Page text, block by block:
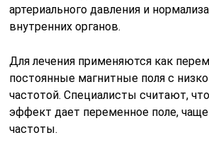
артериального давления и
внутренних органов.
Для лечения применяются как
постоянные магнитные поля с
частотой. Специалисты считают,
эффект дает переменное поле,
частоты.